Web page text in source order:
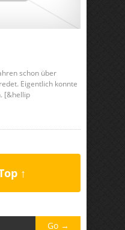
schon über
Eigentlich konnte
[&hellip
↑